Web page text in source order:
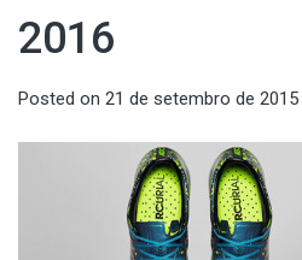
2016
Posted on 21 de setembro de 2015